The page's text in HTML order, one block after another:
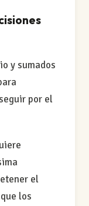
y sumados
por el
el
los